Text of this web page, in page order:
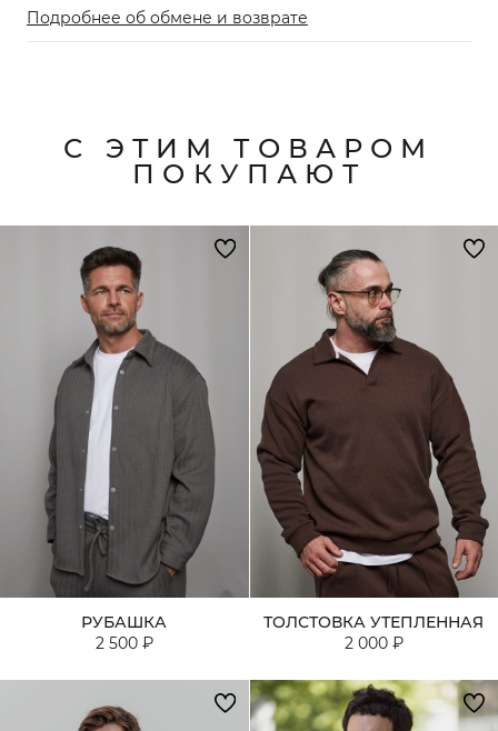
Подробнее об обмене и возврате
С ЭТИМ ТОВАРОМ
ПОКУПАЮТ
РУБАШКА
2 500 ₽
ТОЛСТОВКА УТЕПЛЕННАЯ
2 000 ₽